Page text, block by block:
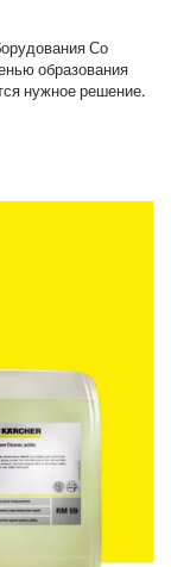
Со
образования
нужное решение.